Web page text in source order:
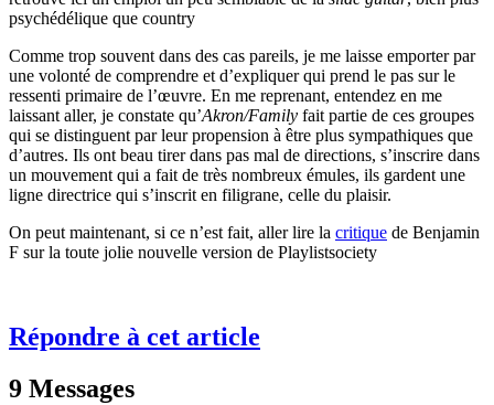
psychédélique que country
Comme trop souvent dans des cas pareils, je me laisse emporter par
une volonté de comprendre et d’expliquer qui prend le pas sur le
ressenti primaire de l’œuvre. En me reprenant, entendez en me
laissant aller, je constate qu’Akron/Family fait partie de ces groupes
qui se distinguent par leur propension à être plus sympathiques que
d’autres. Ils ont beau tirer dans pas mal de directions, s’inscrire dans
un mouvement qui a fait de très nombreux émules, ils gardent une
ligne directrice qui s’inscrit en filigrane, celle du plaisir.
On peut maintenant, si ce n’est fait, aller lire la critique de Benjamin
F sur la toute jolie nouvelle version de Playlistsociety
Répondre à cet article
9 Messages